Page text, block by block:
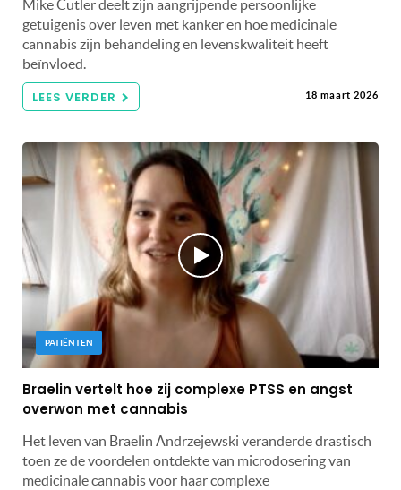
Mike Cutler deelt zijn aangrijpende persoonlijke
getuigenis over leven met kanker en hoe medicinale
cannabis zijn behandeling en levenskwaliteit heeft
beïnvloed.
LEES VERDER 18 maart 2026
PATIËNTEN
Braelin vertelt hoe zij complexe PTSS en angst
overwon met cannabis
Het leven van Braelin Andrzejewski veranderde drastisch
toen ze de voordelen ontdekte van microdosering van
medicinale cannabis voor haar complexe